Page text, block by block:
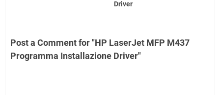
Driver
Post a Comment for "HP LaserJet MFP M437
Programma Installazione Driver"